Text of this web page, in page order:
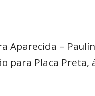
Aparecida –
para Placa Preta,